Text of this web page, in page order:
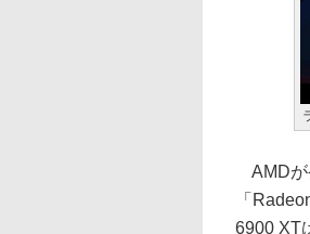
AMDが
「
6900 XT